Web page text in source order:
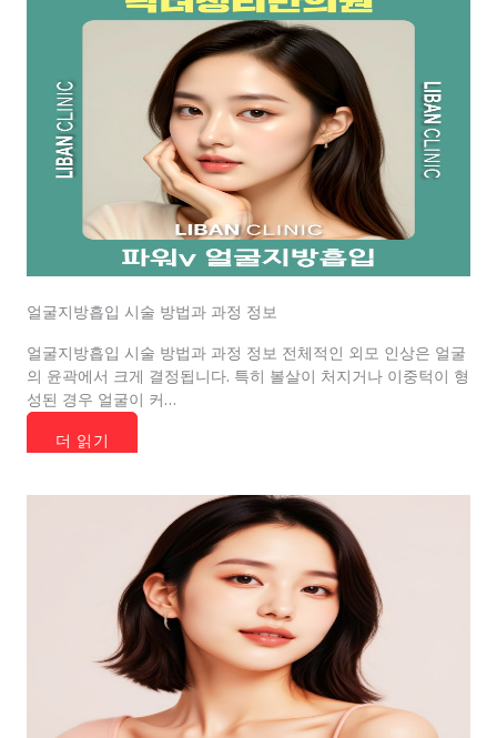
얼굴지방흡입 시술 방법과 과정 정보
얼굴지방흡입 시술 방법과 과정 정보 전체적인 외모 인상은 얼굴
의 윤곽에서 크게 결정됩니다. 특히 볼살이 처지거나 이중턱이 형
성된 경우 얼굴이 커…
더 읽기